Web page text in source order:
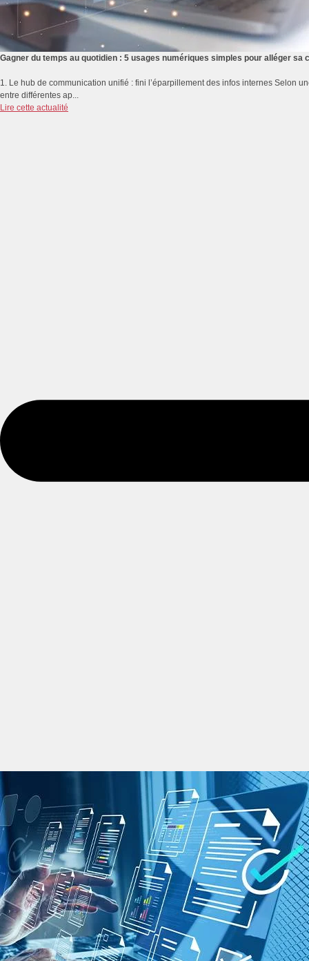
Gagner du temps au quotidien : 5 usages numériques simples pour alléger sa
1. Le hub de communication unifié : fini l’éparpillement des infos internes Selon
entre différentes ap...
Lire cette actualité